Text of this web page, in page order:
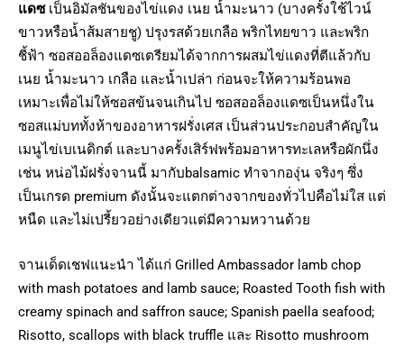
แดซเป็นอิมัลชันของไข่แดง เนย น้ำมะนาว (บางครั้งใช้ไวน์
ขาวหรือน้ำส้มสายชู) ปรุงรสด้วยเกลือ พริกไทยขาว และพริก
ชี้ฟ้า ซอสออล็องแดซเตรียมได้จากการผสมไข่แดงที่ตีแล้วกับ
เนย น้ำมะนาว เกลือ และน้ำเปล่า ก่อนจะให้ความร้อนพอ
เหมาะเพื่อไม่ให้ซอสข้นจนเกินไป ซอสออล็องแดซเป็นหนึ่งใน
ซอสแม่บททั้งห้าของอาหารฝรั่งเศส เป็นส่วนประกอบสำคัญใน
เมนูไข่เบเนดิกต์ และบางครั้งเสิร์ฟพร้อมอาหารทะเลหรือผักนึ่ง
เช่น หน่อไม้ฝรั่งจานนี้ มากับbalsamic ทำจากองุ่น จริงๆ ซึ่ง
เป็นเกรด premium ดังนั้นจะแตกต่างจากของทั่วไปคือไม่ใส แต่
หนืด และไม่เปรี้ยวอย่างเดียวแต่มีความหวานด้วย
จานเด็ดเชฟแนะนำ ได้แก่ Grilled Ambassador lamb chop
with mash potatoes and lamb sauce; Roasted Tooth fish with
creamy spinach and saffron sauce; Spanish paella seafood;
Risotto, scallops with black truffle และ Risotto mushroom